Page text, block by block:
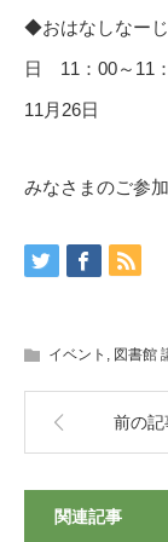
◆おはなしなー
日 11：00～11
11月26日
みなさまのご参
イベント 図書館
前の記
関連記事